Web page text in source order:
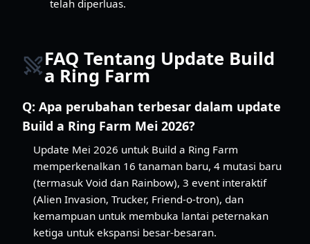
telah diperluas.
FAQ Tentang Update Build
a Ring Farm
Q: Apa perubahan terbesar dalam update
Build a Ring Farm Mei 2026?
Update Mei 2026 untuk Build a Ring Farm
memperkenalkan 16 tanaman baru, 4 mutasi baru
(termasuk Void dan Rainbow), 3 event interaktif
(Alien Invasion, Trucker, Friend-o-tron), dan
kemampuan untuk membuka lantai peternakan
ketiga untuk ekspansi besar-besaran.